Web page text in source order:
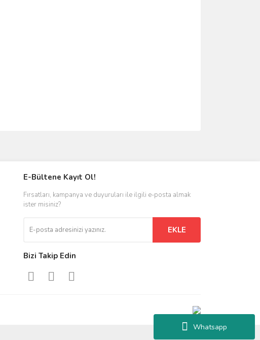
Whatsapp
E-Bültene Kayıt Ol!
Fırsatları, kampanya ve duyuruları ile ilgili e-posta almak
ister misiniz?
EKLE
Bizi Takip Edin